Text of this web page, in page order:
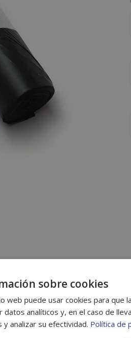
sobre cookies
web puede usar cookies para que
datos analíticos y, en el caso de
y analizar su efectividad. Política de